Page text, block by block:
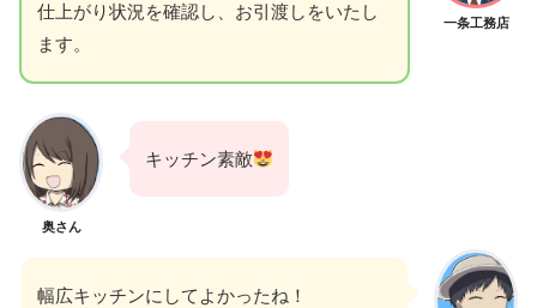
一条工務店
仕上がり状況を確認し、お引渡しをいたし
ます。
奥さん
キッチン素敵
幅広キッチンにしてよかったね！